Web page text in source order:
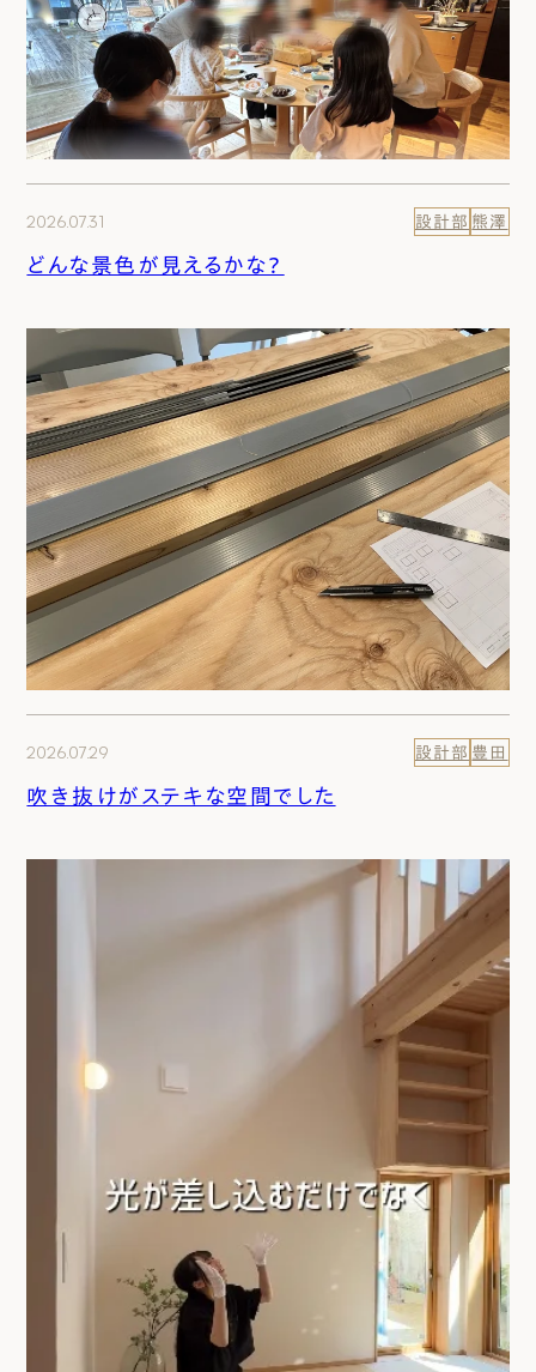
2026.07.31 設計部 熊澤
どんな景色が見えるかな？
2026.07.29 設計部 豊田
吹き抜けがステキな空間でした